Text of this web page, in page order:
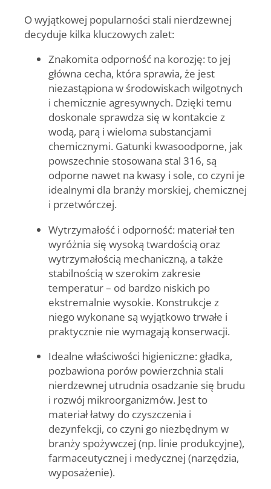
O wyjątkowej popularności stali nierdzewnej
decyduje kilka kluczowych zalet:
Znakomita odporność na korozję: to jej
główna cecha, która sprawia, że jest
niezastąpiona w środowiskach wilgotnych
i chemicznie agresywnych. Dzięki temu
doskonale sprawdza się w kontakcie z
wodą, parą i wieloma substancjami
chemicznymi. Gatunki kwasoodporne, jak
powszechnie stosowana stal 316, są
odporne nawet na kwasy i sole, co czyni je
idealnymi dla branży morskiej, chemicznej
i przetwórczej.
Wytrzymałość i odporność: materiał ten
wyróżnia się wysoką twardością oraz
wytrzymałością mechaniczną, a także
stabilnością w szerokim zakresie
temperatur – od bardzo niskich po
ekstremalnie wysokie. Konstrukcje z
niego wykonane są wyjątkowo trwałe i
praktycznie nie wymagają konserwacji.
Idealne właściwości higieniczne: gładka,
pozbawiona porów powierzchnia stali
nierdzewnej utrudnia osadzanie się brudu
i rozwój mikroorganizmów. Jest to
materiał łatwy do czyszczenia i
dezynfekcji, co czyni go niezbędnym w
branży spożywczej (np. linie produkcyjne),
farmaceutycznej i medycznej (narzędzia,
wyposażenie).